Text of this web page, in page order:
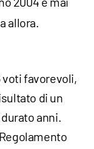
allora.
voti favorevoli,
di un
anni.